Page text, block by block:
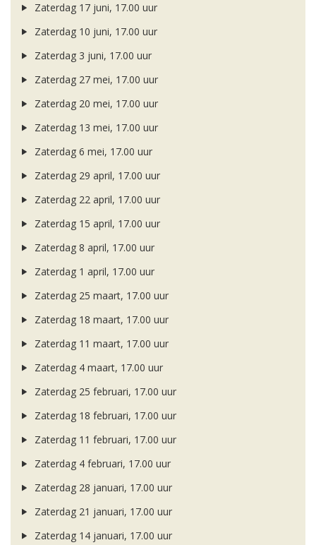
Zaterdag 17 juni, 17.00 uur
Zaterdag 10 juni, 17.00 uur
Zaterdag 3 juni, 17.00 uur
Zaterdag 27 mei, 17.00 uur
Zaterdag 20 mei, 17.00 uur
Zaterdag 13 mei, 17.00 uur
Zaterdag 6 mei, 17.00 uur
Zaterdag 29 april, 17.00 uur
Zaterdag 22 april, 17.00 uur
Zaterdag 15 april, 17.00 uur
Zaterdag 8 april, 17.00 uur
Zaterdag 1 april, 17.00 uur
Zaterdag 25 maart, 17.00 uur
Zaterdag 18 maart, 17.00 uur
Zaterdag 11 maart, 17.00 uur
Zaterdag 4 maart, 17.00 uur
Zaterdag 25 februari, 17.00 uur
Zaterdag 18 februari, 17.00 uur
Zaterdag 11 februari, 17.00 uur
Zaterdag 4 februari, 17.00 uur
Zaterdag 28 januari, 17.00 uur
Zaterdag 21 januari, 17.00 uur
Zaterdag 14 januari, 17.00 uur